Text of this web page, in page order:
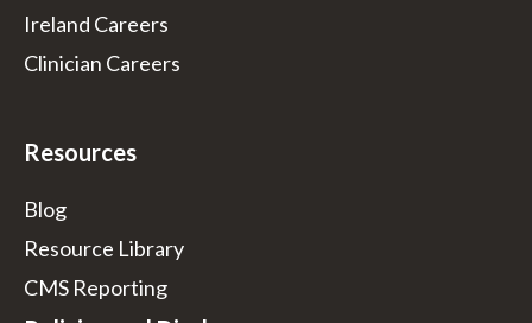
Ireland Careers
Clinician Careers
Resources
Blog
Resource Library
CMS Reporting